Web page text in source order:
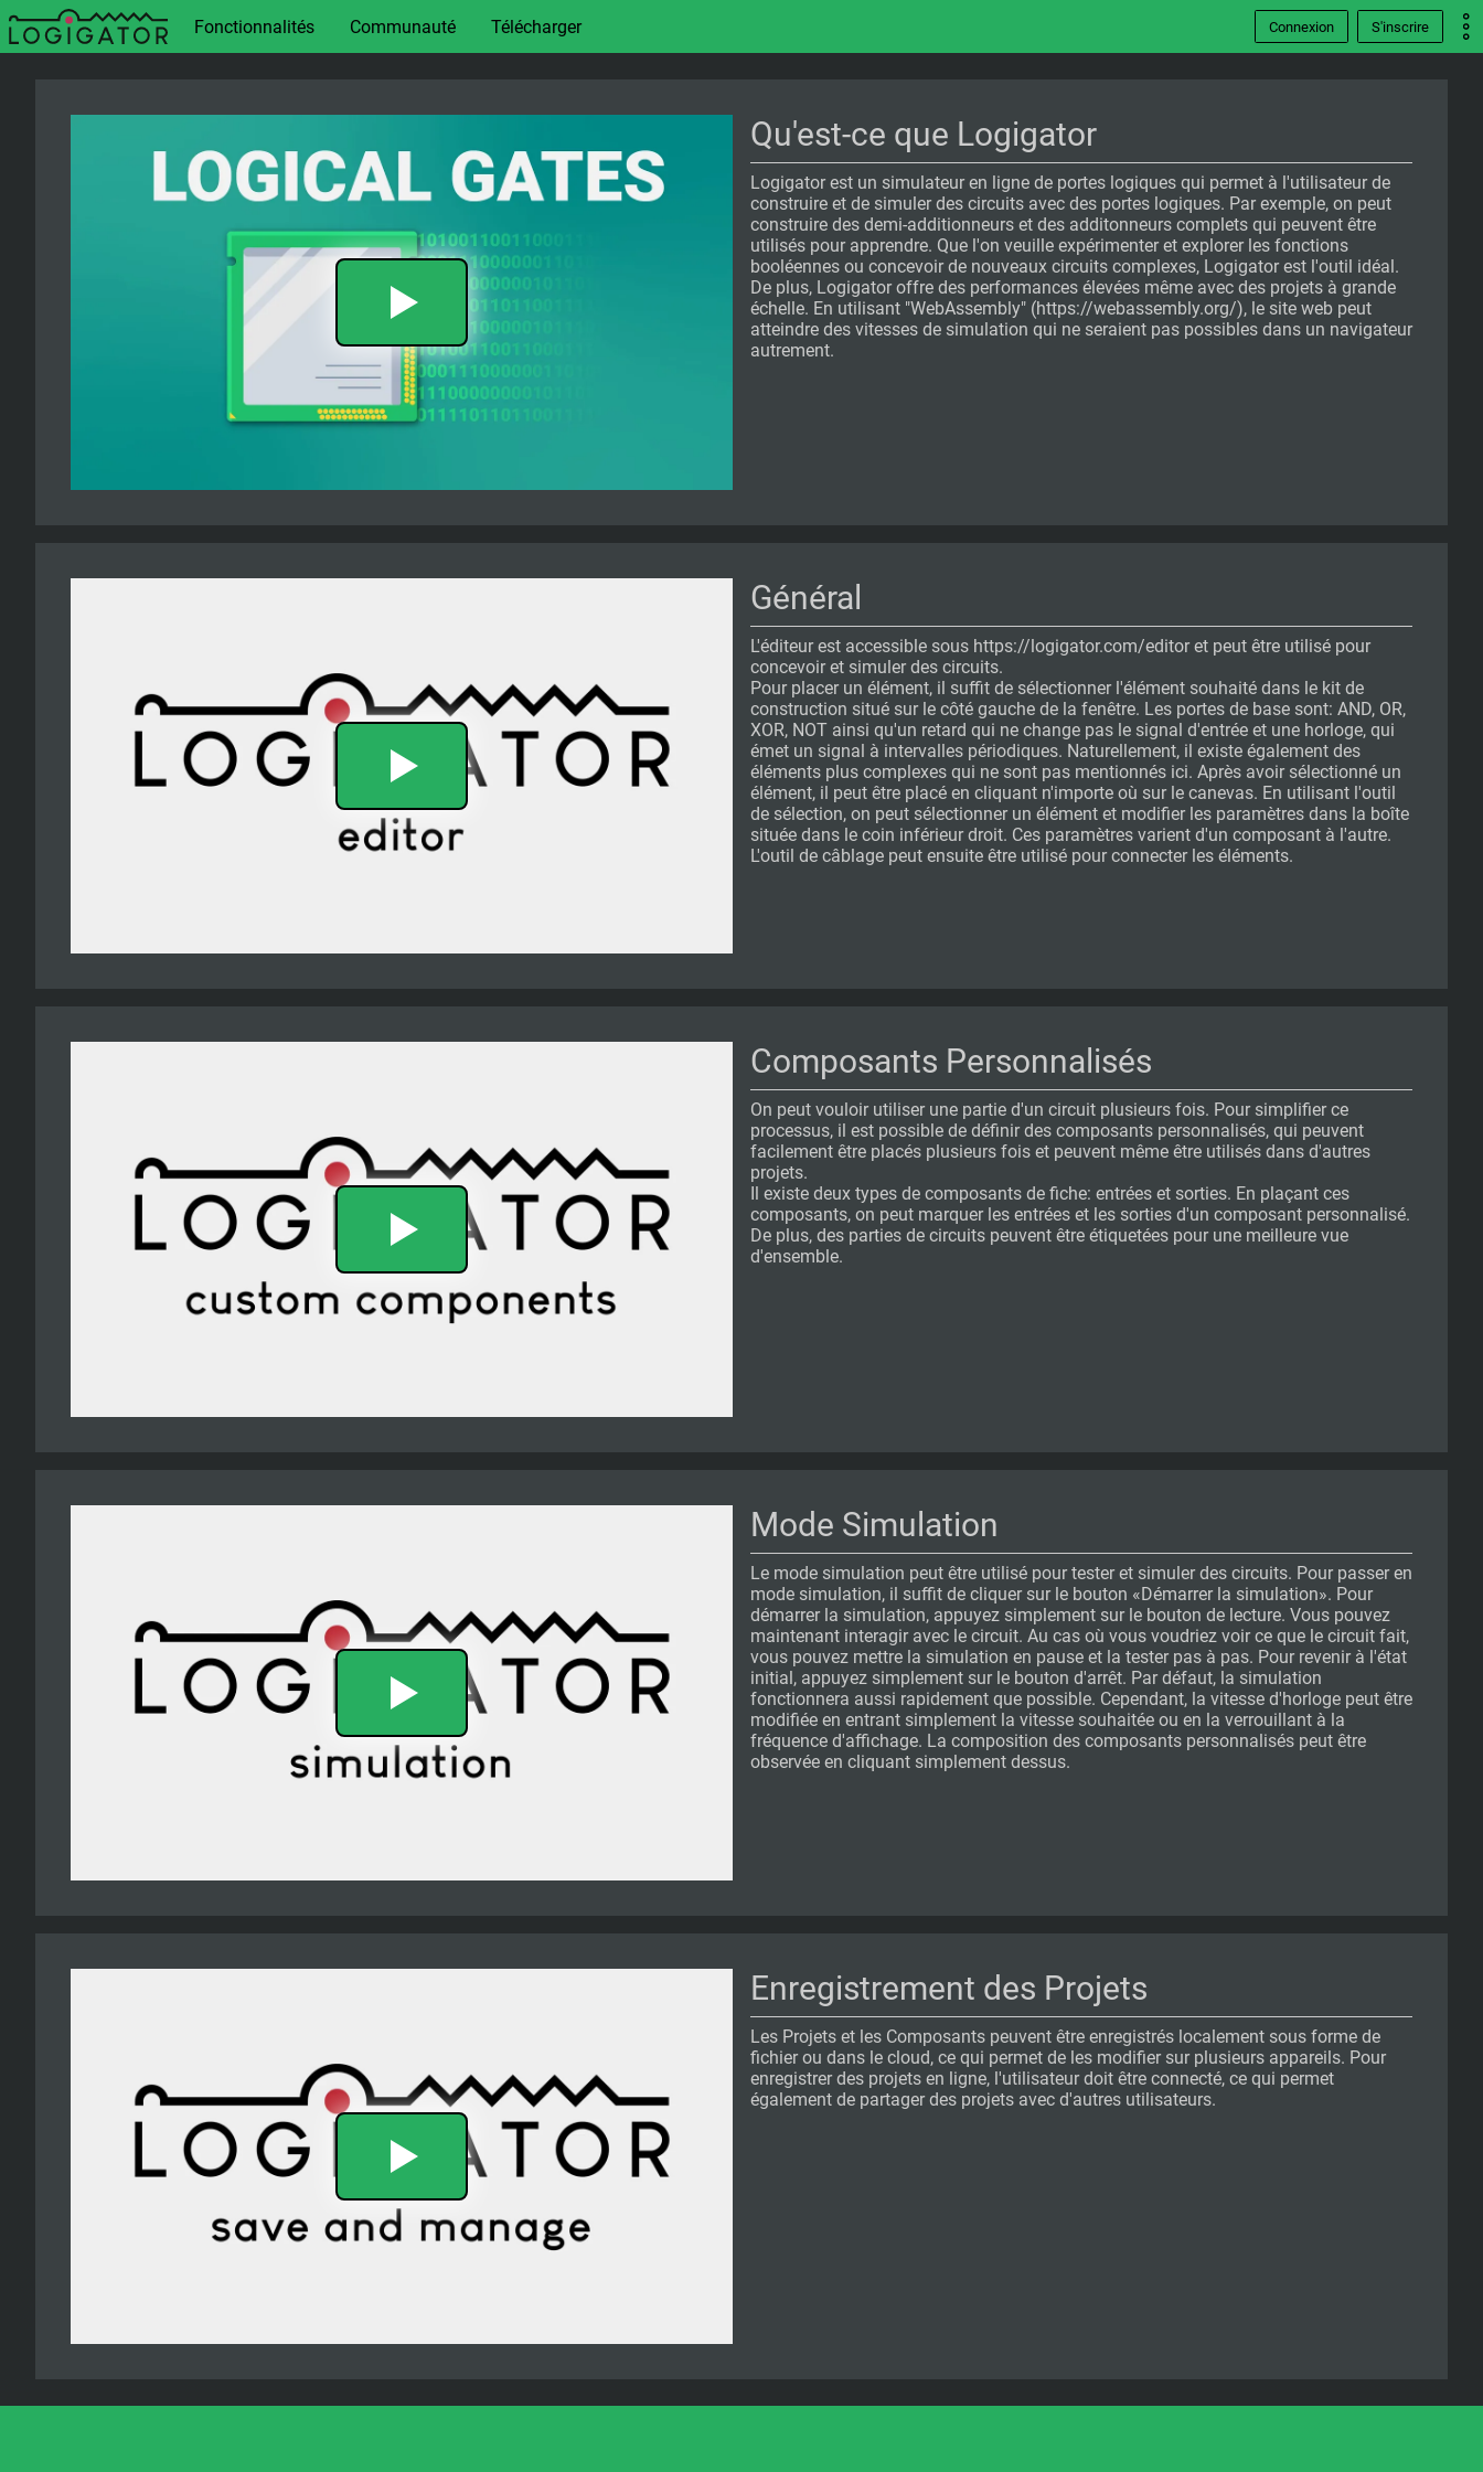
Fonctionnalités Communauté Télécharger Connexion S'inscrire
Qu'est-ce que Logigator
Logigator est un simulateur en ligne de portes logiques qui permet à l'utilisateur de
construire et de simuler des circuits avec des portes logiques. Par exemple, on peut
construire des demi-additionneurs et des additonneurs complets qui peuvent être
utilisés pour apprendre. Que l'on veuille expérimenter et explorer les fonctions
booléennes ou concevoir de nouveaux circuits complexes, Logigator est l'outil idéal.
De plus, Logigator offre des performances élevées même avec des projets à grande
échelle. En utilisant "WebAssembly" (https://webassembly.org/), le site web peut
atteindre des vitesses de simulation qui ne seraient pas possibles dans un navigateur
autrement.
Général
L'éditeur est accessible sous https://logigator.com/editor et peut être utilisé pour
concevoir et simuler des circuits.
Pour placer un élément, il suffit de sélectionner l'élément souhaité dans le kit de
construction situé sur le côté gauche de la fenêtre. Les portes de base sont: AND, OR,
XOR, NOT ainsi qu'un retard qui ne change pas le signal d'entrée et une horloge, qui
émet un signal à intervalles périodiques. Naturellement, il existe également des
éléments plus complexes qui ne sont pas mentionnés ici. Après avoir sélectionné un
élément, il peut être placé en cliquant n'importe où sur le canevas. En utilisant l'outil
de sélection, on peut sélectionner un élément et modifier les paramètres dans la boîte
située dans le coin inférieur droit. Ces paramètres varient d'un composant à l'autre.
L'outil de câblage peut ensuite être utilisé pour connecter les éléments.
Composants Personnalisés
On peut vouloir utiliser une partie d'un circuit plusieurs fois. Pour simplifier ce
processus, il est possible de définir des composants personnalisés, qui peuvent
facilement être placés plusieurs fois et peuvent même être utilisés dans d'autres
projets.
Il existe deux types de composants de fiche: entrées et sorties. En plaçant ces
composants, on peut marquer les entrées et les sorties d'un composant personnalisé.
De plus, des parties de circuits peuvent être étiquetées pour une meilleure vue
d'ensemble.
Mode Simulation
Le mode simulation peut être utilisé pour tester et simuler des circuits. Pour passer en
mode simulation, il suffit de cliquer sur le bouton «Démarrer la simulation». Pour
démarrer la simulation, appuyez simplement sur le bouton de lecture. Vous pouvez
maintenant interagir avec le circuit. Au cas où vous voudriez voir ce que le circuit fait,
vous pouvez mettre la simulation en pause et la tester pas à pas. Pour revenir à l'état
initial, appuyez simplement sur le bouton d'arrêt. Par défaut, la simulation
fonctionnera aussi rapidement que possible. Cependant, la vitesse d'horloge peut être
modifiée en entrant simplement la vitesse souhaitée ou en la verrouillant à la
fréquence d'affichage. La composition des composants personnalisés peut être
observée en cliquant simplement dessus.
Enregistrement des Projets
Les Projets et les Composants peuvent être enregistrés localement sous forme de
fichier ou dans le cloud, ce qui permet de les modifier sur plusieurs appareils. Pour
enregistrer des projets en ligne, l'utilisateur doit être connecté, ce qui permet
également de partager des projets avec d'autres utilisateurs.